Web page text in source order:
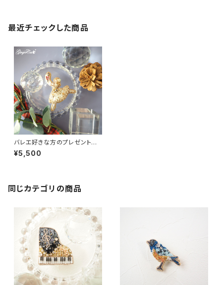
最近チェックした商品
バレエ好きな方のプレゼントに
くるみ割り人形とクララのブロー
チ【オートクチュール刺繡】
¥5,500
同じカテゴリの商品